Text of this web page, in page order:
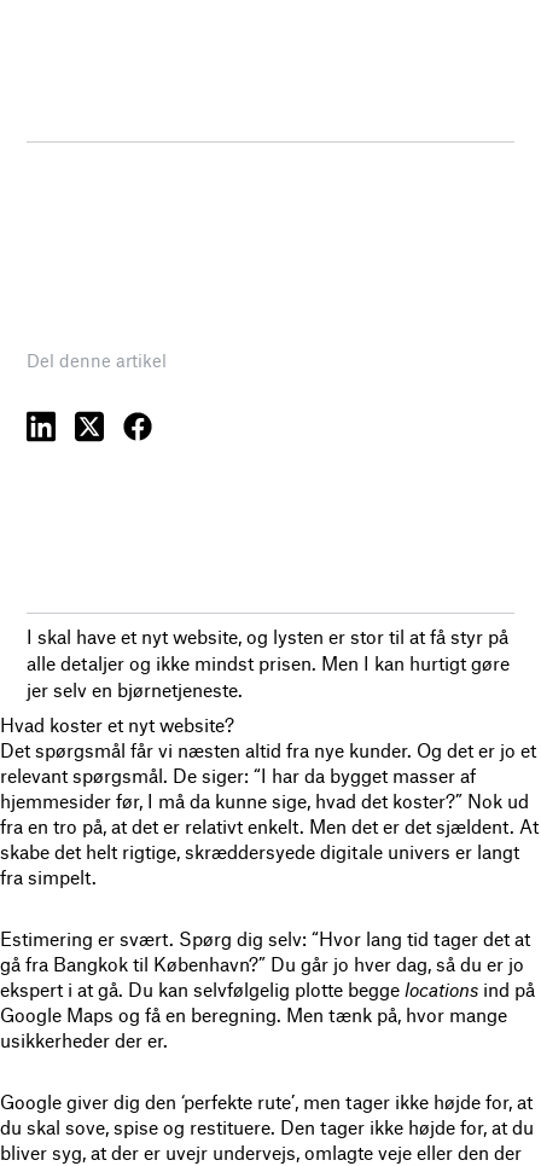
Del denne artikel
I skal have et nyt website, og lysten er stor til at få styr på
alle detaljer og ikke mindst prisen. Men I kan hurtigt gøre
jer selv en bjørnetjeneste.
Hvad koster et nyt website?
Det spørgsmål får vi næsten altid fra nye kunder. Og det er jo et
relevant spørgsmål. De siger: “I har da bygget masser af
hjemmesider før, I må da kunne sige, hvad det koster?” Nok ud
fra en tro på, at det er relativt enkelt. Men det er det sjældent. At
skabe det helt rigtige, skræddersyede digitale univers er langt
fra simpelt.
Estimering er svært. Spørg dig selv: “Hvor lang tid tager det at
gå fra Bangkok til København?” Du går jo hver dag, så du er jo
ekspert i at gå. Du kan selvfølgelig plotte begge locations ind på
Google Maps og få en beregning. Men tænk på, hvor mange
usikkerheder der er.
Google giver dig den ‘perfekte rute’, men tager ikke højde for, at
du skal sove, spise og restituere. Den tager ikke højde for, at du
bliver syg, at der er uvejr undervejs, omlagte veje eller den der